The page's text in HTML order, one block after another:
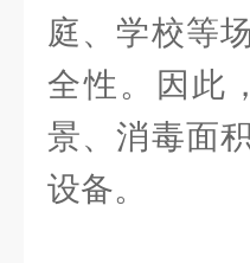
庭、学校等
全性。因此
景、消毒面
设备。